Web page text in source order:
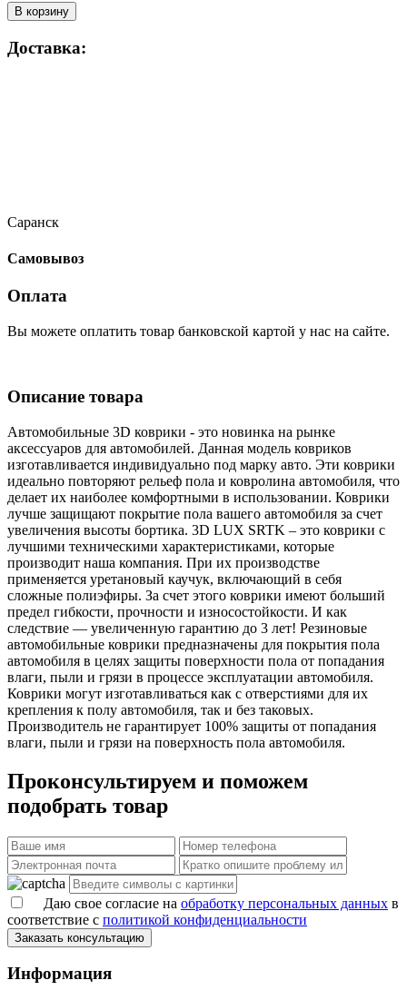
В корзину
Доставка:
Саранск
Самовывоз
Оплата
Вы можете оплатить товар банковской картой у нас на сайте.
Описание товара
Автомобильные 3D коврики - это новинка на рынке
аксессуаров для автомобилей. Данная модель ковриков
изготавливается индивидуально под марку авто. Эти коврики
идеально повторяют рельеф пола и ковролина автомобиля, что
делает их наиболее комфортными в использовании. Коврики
лучше защищают покрытие пола вашего автомобиля за счет
увеличения высоты бортика. 3D LUX SRTK – это коврики с
лучшими техническими характеристиками, которые
производит наша компания. При их производстве
применяется уретановый каучук, включающий в себя
сложные полиэфиры. За счет этого коврики имеют больший
предел гибкости, прочности и износостойкости. И как
следствие — увеличенную гарантию до 3 лет! Резиновые
автомобильные коврики предназначены для покрытия пола
автомобиля в целях защиты поверхности пола от попадания
влаги, пыли и грязи в процессе эксплуатации автомобиля.
Коврики могут изготавливаться как с отверстиями для их
крепления к полу автомобиля, так и без таковых.
Производитель не гарантирует 100% защиты от попадания
влаги, пыли и грязи на поверхность пола автомобиля.
Проконсультируем и поможем
подобрать товар
Даю свое согласие на обработку персональных данных в
соответствие с политикой конфиденциальности
Заказать консультацию
Информация